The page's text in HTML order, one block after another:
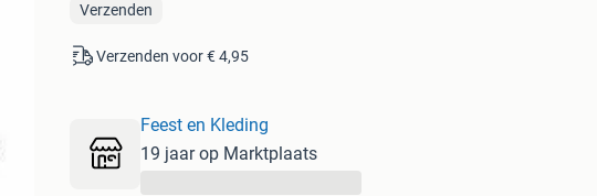
Verzenden
Verzenden voor € 4,95
Feest en Kleding
19 jaar op Marktplaats